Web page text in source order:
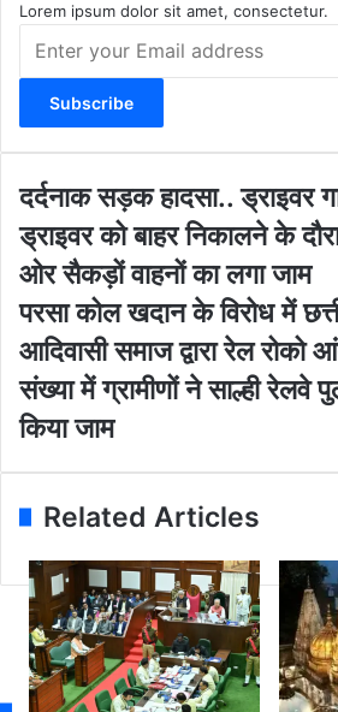
Lorem ipsum dolor sit amet, consectetur.
t
o
r
E
m
a
a
d
d
द
ना
क
ड़
क
द
सा
.
.
गा
ड़ी
फं
सा
दर्दनाक सड़क हादसा.. ड्राइवर
ड्राइवर को बाहर निकालने के
ओर सैकड़ों वाहनों का लगा जाम
प
सा
को
ल
ख
के
वि
रो
ध
त्ती
स
परसा कोल खदान के विरोध में
आदिवासी समाज द्वारा रेल
संख्या में ग्रामीणों ने साल्ही
किया जाम
Related Articles